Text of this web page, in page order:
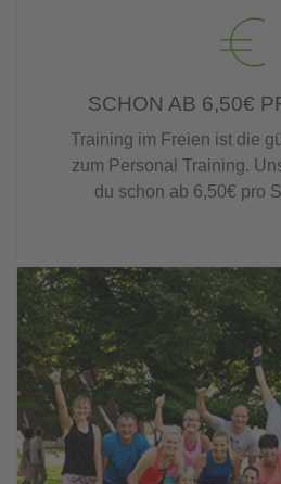
SCHON AB 6,50€
Training im Freien ist die
zum Personal Training.
du schon ab 6,50€ pro